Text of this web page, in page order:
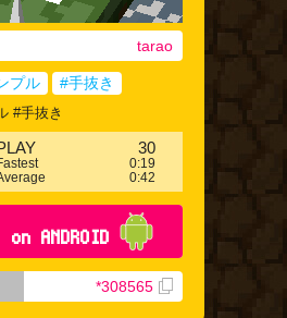
tarao
プル #手抜き
#手抜き
30
0:19
0:42
on ANDROID
*308565